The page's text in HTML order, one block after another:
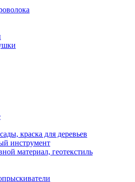
краска для деревьев
инструмент
материал, геотекстиль